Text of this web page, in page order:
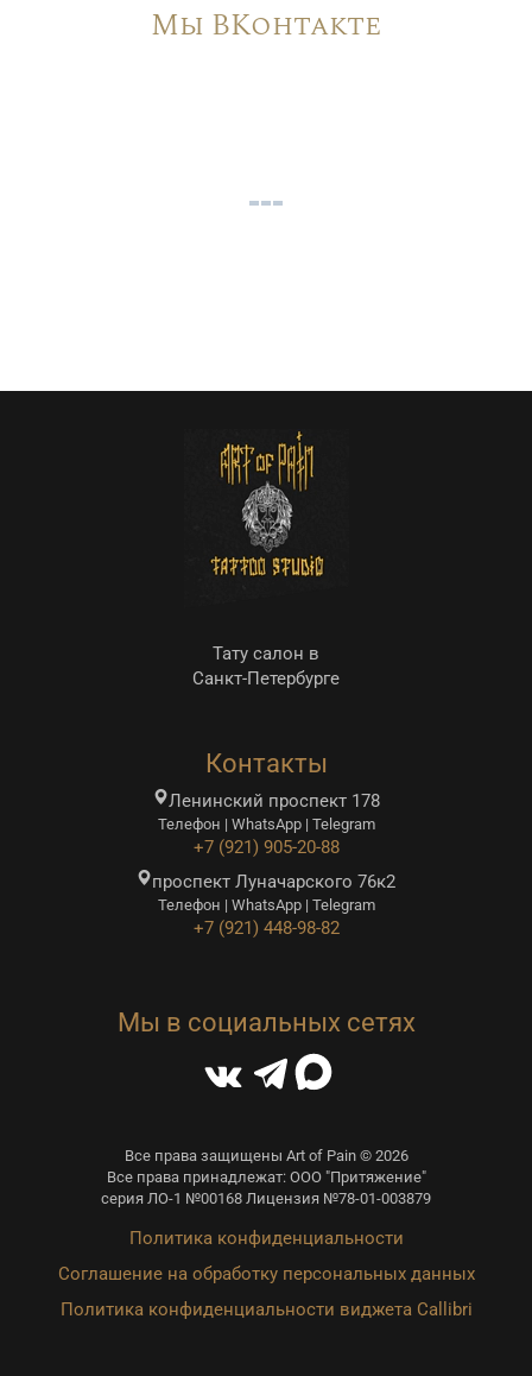
Мы ВКонтакте
Тату салон в
Санкт-Петербурге
Контакты
Ленинский проспект 178
Телефон | WhatsApp | Telegram
+7 (921) 905-20-88
проспект Луначарского 76к2
Телефон | WhatsApp | Telegram
+7 (921) 448-98-82
Мы в социальных сетях
Все права защищены Art of Pain © 2026
Все права принадлежат: ООО "Притяжение"
серия ЛО-1 №00168 Лицензия №78-01-003879
Политика конфиденциальности
Соглашение на обработку персональных данных
Политика конфиденциальности виджета Callibri